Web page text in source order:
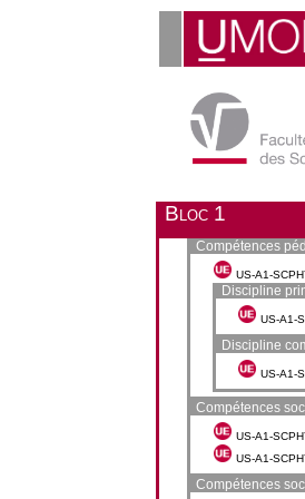
Bloc 1
Compétences
US-A1-
Discipline
US-A1-
Discipline
US-A1-
Compétences
US-A1-
US-A1-
Compétences